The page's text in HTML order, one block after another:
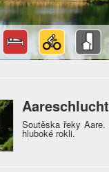
Aareschlucht
Soutěska řeky
hluboké rokli.